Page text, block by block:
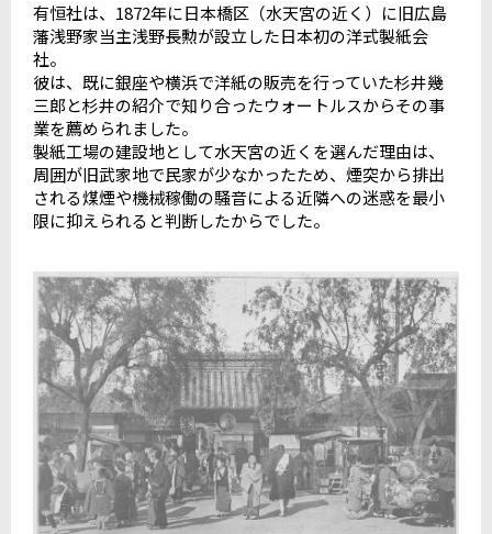
有恒社は、1872年に日本橋区（水天宮の近く）に旧広島
藩浅野家当主浅野長勲が設立した日本初の洋式製紙会
社。
彼は、既に銀座や横浜で洋紙の販売を行っていた杉井幾
三郎と杉井の紹介で知り合ったウォートルスからその事
業を薦められました。
製紙工場の建設地として水天宮の近くを選んだ理由は、
周囲が旧武家地で民家が少なかったため、煙突から排出
される煤煙や機械稼働の騒音による近隣への迷惑を最小
限に抑えられると判断したからでした。